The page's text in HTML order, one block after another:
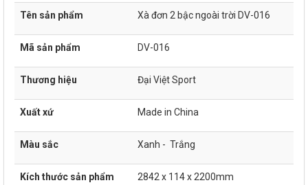
Tên sản phẩm Xà đơn 2 bậc ngoài trời DV-016
Mã sản phẩm DV-016
Thương hiệu Đại Việt Sport
Xuất xứ Made in China
Màu sắc Xanh - Trắng
Kích thước sản phẩm 2842 x 114 x 2200mm